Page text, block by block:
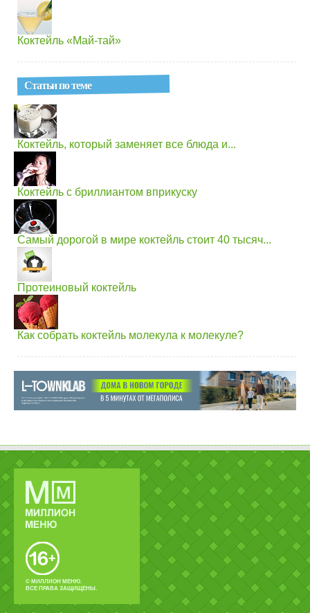
Коктейль «Май-тай»
Статьи по теме
Коктейль, который заменяет все блюда и...
Коктейль с бриллиантом вприкуску
Самый дорогой в мире коктейль стоит 40 тысяч...
Протеиновый коктейль
Как собрать коктейль молекула к молекуле?
© МИЛЛИОН МЕНЮ.
ВСЕ ПРАВА ЗАЩИЩЕНЫ.